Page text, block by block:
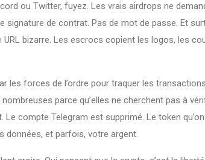
ou Twitter, fuyez. Les vrais airdrops ne
signature de contrat. Pas de mot de passe. Et
bizarre. Les escrocs copient les logos, les
les forces de l’ordre pour traquer les
parce qu’elles ne cherchent pas à
Le compte Telegram est supprimé. Le token
données, et parfois, votre argent.